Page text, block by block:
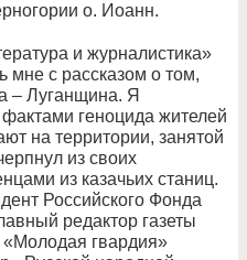
о. Иоанн.
и журналистика»
мне с рассказом о том,
– Луганщина. Я
геноцида жителей
на территории, занятой
из своих
из казачьих станиц.
Российского Фонда
редактор газеты
гвардия»